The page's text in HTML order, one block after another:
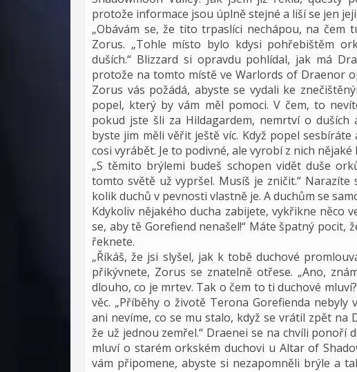
protože informace jsou úplně stejné a liší se jen
„Obávám se, že tito trpaslíci nechápou, na čem
Zorus. „Tohle místo bylo kdysi pohřebištěm
duších.“ Blizzard si opravdu pohlídal, jak má
protože na tomto místě ve Warlords of Draenor
Zorus vás požádá, abyste se vydali ke
popel, který by vám měl pomoci. V čem, to
pokud jste šli za Hildagardem, nemrtví o
byste jim měli věřit ještě víc. Když popel
cosi vyrábět. Je to podivné, ale vyrobí z nich nějaké
„S těmito brýlemi budeš schopen vidět duše
tomto světě už vypršel. Musíš je zničit.“
kolik duchů v pevnosti vlastně je. A duchům se
Kdykoliv nějakého ducha zabijete, vykřikne něco
se, aby tě Gorefiend nenašel!“ Máte špatný pocit,
řeknete.
„Říkáš, že jsi slyšel, jak k tobě duchové
přikývnete, Zorus se znatelně otřese. „Ano,
dlouho, co je mrtev. Tak o čem to ti duchové
věc. „Příběhy o životě Terona Gorefienda
ani nevíme, co se mu stalo, když se vrátil zpět na
že už jednou zemřel.“ Draenei se na chvíli ponoří
mluví o starém orkském duchovi u Altar of
vám připomene, abyste si nezapomněli brýle a